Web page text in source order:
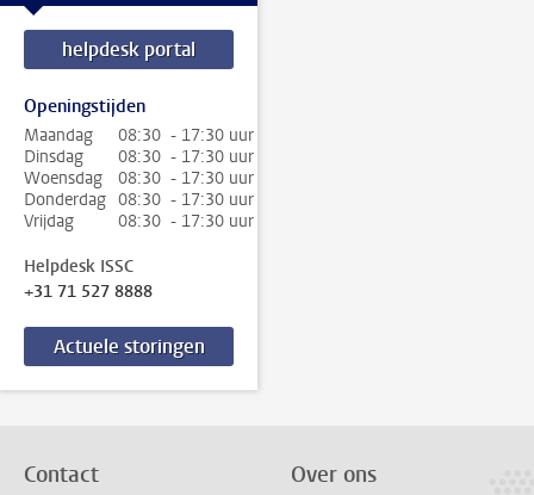
helpdesk portal
Openingstijden
Maandag
08:30 - 17:30 uur
Dinsdag
08:30 - 17:30 uur
Woensdag
08:30 - 17:30 uur
Donderdag 08:30 - 17:30 uur
Vrijdag
08:30 - 17:30 uur
Helpdesk ISSC
+31 71 527 8888
Actuele storingen
Contact Over ons